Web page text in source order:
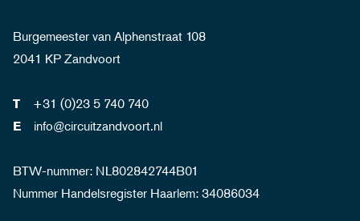
Burgemeester van Alphenstraat 108
2041 KP Zandvoort
T +31 (0)23 5 740 740
E info@circuitzandvoort.nl
BTW-nummer: NL802842744B01
Nummer Handelsregister Haarlem: 34086034